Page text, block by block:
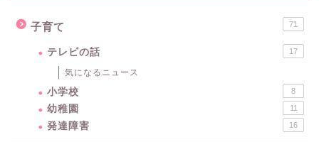
子育て 71
テレビの話 17
気になるニュース
小学校 8
幼稚園 11
発達障害 16